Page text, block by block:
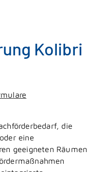
Kolibri
die
eine
geeigneten Räumen